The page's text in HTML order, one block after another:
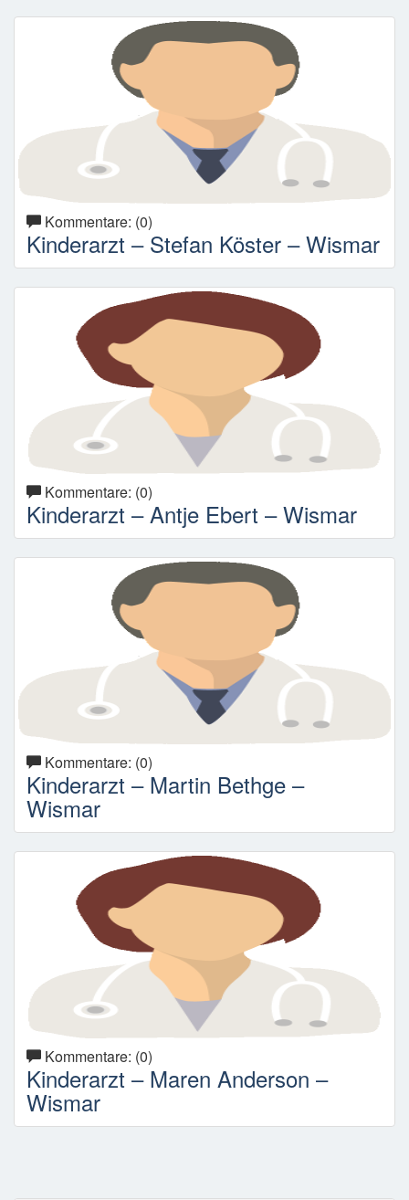
Kommentare: (0)
Kinderarzt – Stefan Köster – Wismar
Kommentare: (0)
Kinderarzt – Antje Ebert – Wismar
Kommentare: (0)
Kinderarzt – Martin Bethge –
Wismar
Kommentare: (0)
Kinderarzt – Maren Anderson –
Wismar